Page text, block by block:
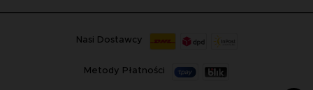
Nasi Dostawcy
Metody Płatności